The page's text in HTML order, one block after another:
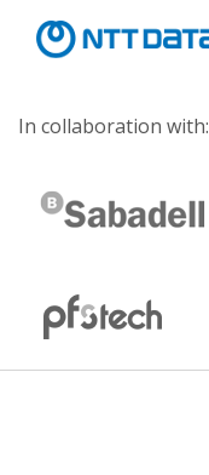
In collaboration with: